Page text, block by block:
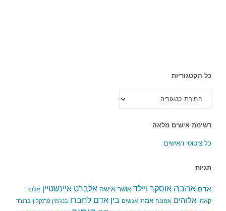
כל הקטגוריות
הקטגוריות
רשימת אישים מלאה
כל ציטוטי האישים
תגיות
אדם אהבה אוסקר ויילד אושר אישה אלברט איינשטיין אלבר
קאמי אלוהים אמונה אמת אנשים בין אדם לחברו בנג'מין פרנקלין ברנרד